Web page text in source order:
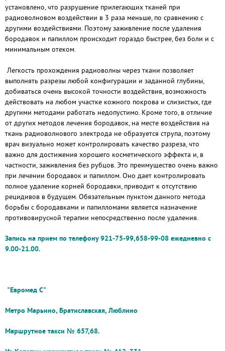
установлено, что разрушение прилегающих тканей при
радиоволновом воздействии в 3 раза меньше, по сравнению с
другими воздействиями. Поэтому заживление после удаления
бородавок и папиллом происходит гораздо быстрее, без боли и с
минимальным отеком.
Легкость прохождения радиоволны через ткани позволяет
выполнять разрезы любой конфигурации и заданной глубины,
добиваться очень высокой точности воздействия, возможность
действовать на любом участке кожного покрова и слизистых, где
другими методами работать недопустимо. Кроме того, в отличие
от других методов лечения бородавок, на месте воздействия на
ткань радиоволнового электрода не образуется струпа, поэтому
врач визуально может контролировать качество разреза, что
важно для достижения хорошего косметического эффекта и, в
частности, заживления без рубцов. Это преимущество очень важно
при лечении бородавок и папиллом. Оно дает контролировать
полное удаление корней бородавки, приводит к отсутствию
рецидивов в будущем. Обязательным пунктом данного метода
борьбы с бородавками и папилломами является назначение
противовирусной терапии непосредственно после удаления.
Запись на прием по телефону 921-75-99,658-99-08 ежедневно с
9.00-21.00.
"Евромед С"
Метро Марьино, Братиславская, Люблино
Маршрутное такси № 657,68.